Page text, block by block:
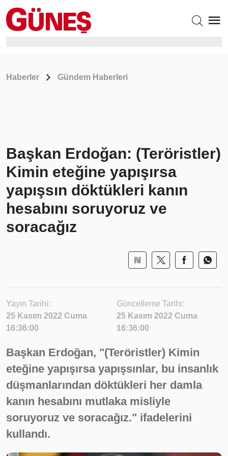
Haberler Gündem Haberleri
Başkan Erdoğan: (Teröristler)
Kimin eteğine yapışırsa
yapışsın döktükleri kanın
hesabını soruyoruz ve
soracağız
Yayın Tarihi:
25 Kasım 2022 Cuma
16:36:00
Güncelleme Tarihi:
25 Kasım 2022 Cuma
16:36:00
Başkan Erdoğan, "(Teröristler) Kimin
eteğine yapışırsa yapışsınlar, bu insanlık
düşmanlarından döktükleri her damla
kanın hesabını mutlaka misliyle
soruyoruz ve soracağız." ifadelerini
kullandı.